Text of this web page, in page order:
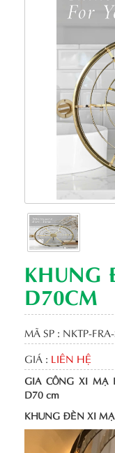
KHUNG
D70CM
MÃ SP : NKTP-
GIÁ : LIÊN HỆ
GIA CÔNG XI MẠ
D70 cm
KHUNG ĐÈN XI